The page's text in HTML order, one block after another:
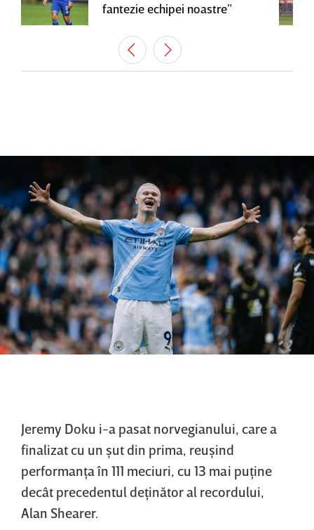
fantezie echipei noastre”
Jeremy Doku i-a pasat norvegianului, care a
finalizat cu un şut din prima, reuşind
performanţa în 111 meciuri, cu 13 mai puţine
decât precedentul deţinător al recordului,
Alan Shearer.